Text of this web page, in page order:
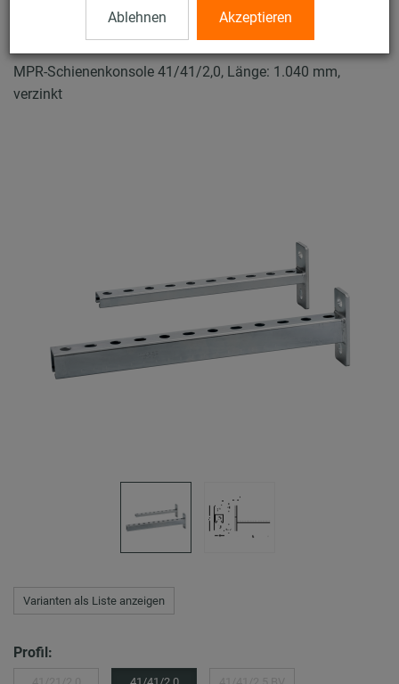
Ablehnen Akzeptieren
MPR-Schienenkonsolen
MPR-Schienenkonsole 41/41/2,0, Länge: 1.040 mm,
verzinkt
Varianten als Liste anzeigen
Profil: